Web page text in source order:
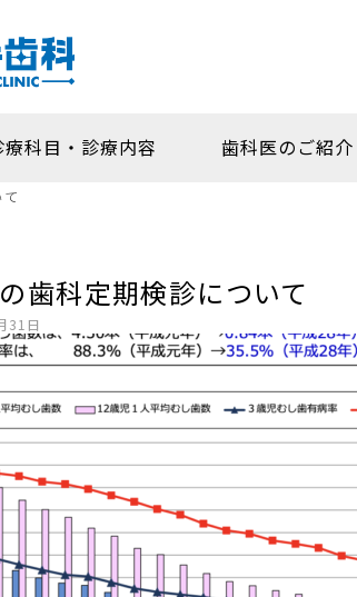
療科目・診療内容 歯科医のご紹介
歯科定期検診について
31日